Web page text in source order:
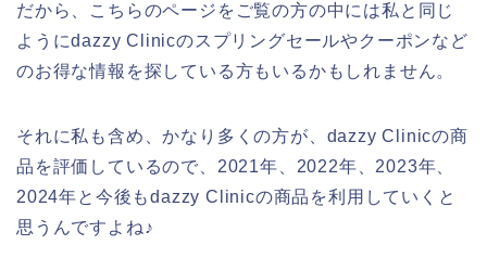
だから、こちらのページをご覧の方の中には私と同じ
ようにdazzy Clinicのスプリングセールやクーポンなど
のお得な情報を探している方もいるかもしれません。
それに私も含め、かなり多くの方が、dazzy Clinicの商
品を評価しているので、2021年、2022年、2023年、
2024年と今後もdazzy Clinicの商品を利用していくと
思うんですよね♪